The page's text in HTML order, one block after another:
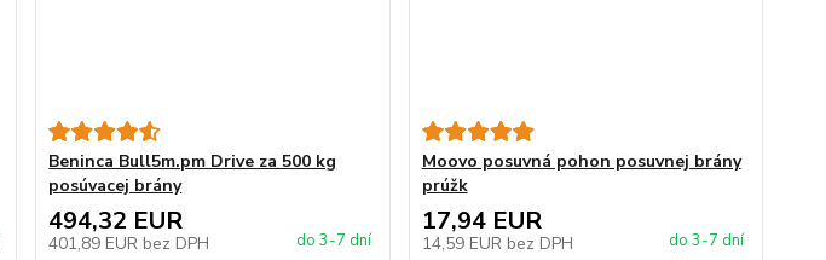
Beninca Bull5m.pm Drive za 500 kg
posúvacej brány
494,32 EUR
401,89 EUR bez DPH do 3-7 dní
Moovo posuvná pohon posuvnej brány
prúžk
17,94 EUR
14,59 EUR bez DPH do 3-7 dní